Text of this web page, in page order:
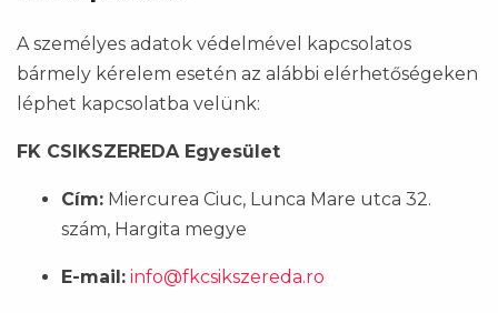
A személyes adatok védelmével kapcsolatos
bármely kérelem esetén az alábbi elérhetőségeken
léphet kapcsolatba velünk:
FK CSIKSZEREDA Egyesület
Cím: Miercurea Ciuc, Lunca Mare utca 32.
szám, Hargita megye
E-mail: info@fkcsikszereda.ro